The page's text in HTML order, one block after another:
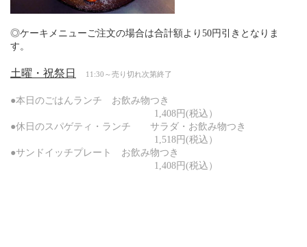
◎ケーキメニューご注文の場合は合計額より50円引きとなりま
す。
土曜・祝祭日 11:30～売り切れ次第終了
●本日のごはんランチ お飲み物つき
1,408円 (税込）
●休日のスパゲティ・ランチ サラダ・お飲み物つき
1,518円 (税込）
●サンドイッチプレート お飲み物つき
1,408円 (税込）